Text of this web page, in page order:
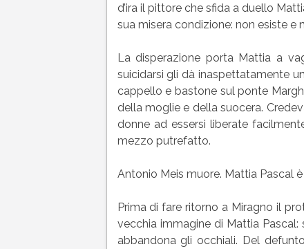
d’ira il pittore che sfida a duello
sua misera condizione: non esiste e
La disperazione porta Mattia a
suicidarsi gli dà inaspettatamente
cappello e bastone sul ponte
della moglie e della suocera.
donne ad essersi liberate
mezzo putrefatto.
Antonio Meis muore. Mattia Pascal
Prima di fare ritorno a Miragno il
vecchia immagine di Mattia
abbandona gli occhiali. Del